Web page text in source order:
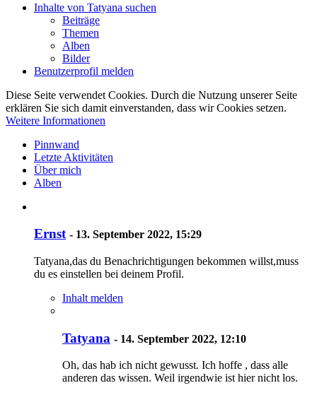
Inhalte von Tatyana suchen
Beiträge
Themen
Alben
Bilder
Benutzerprofil melden
Diese Seite verwendet Cookies. Durch die Nutzung unserer Seite
erklären Sie sich damit einverstanden, dass wir Cookies setzen.
Weitere Informationen
Pinnwand
Letzte Aktivitäten
Über mich
Alben
Ernst - 13. September 2022, 15:29
Tatyana,das du Benachrichtigungen bekommen willst,muss
du es einstellen bei deinem Profil.
Inhalt melden
Tatyana - 14. September 2022, 12:10
Oh, das hab ich nicht gewusst. Ich hoffe , dass alle
anderen das wissen. Weil irgendwie ist hier nicht los.